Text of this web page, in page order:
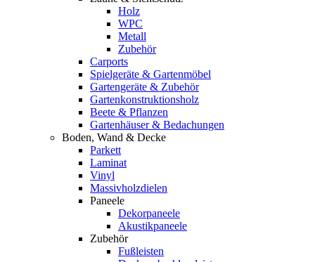
Holz
WPC
Metall
Zubehör
Carports
Spielgeräte & Gartenmöbel
Gartengeräte & Zubehör
Gartenkonstruktionsholz
Beete & Pflanzen
Gartenhäuser & Bedachungen
Boden, Wand & Decke
Parkett
Laminat
Vinyl
Massivholzdielen
Paneele
Dekorpaneele
Akustikpaneele
Zubehör
Fußleisten